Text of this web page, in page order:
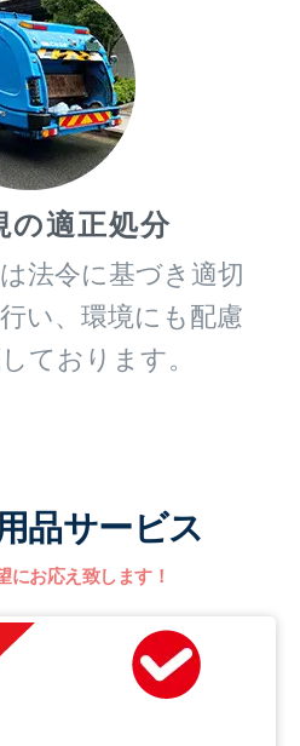
の適正処分
法令に基づき適切
い、環境にも配慮
ております。
品サービス
にお応え致します！